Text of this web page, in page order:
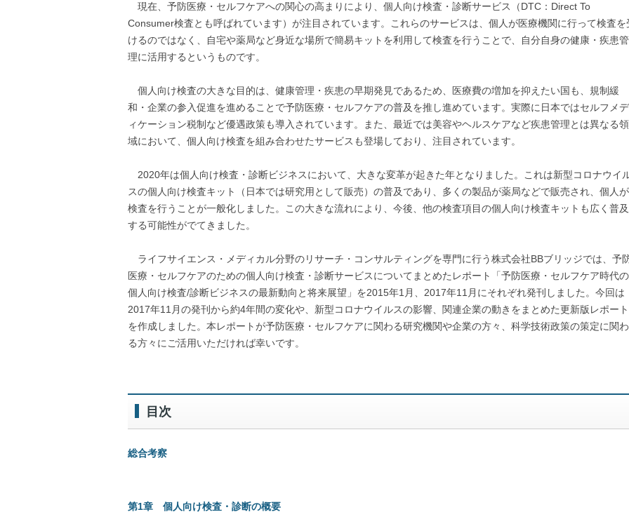
現在、予防医療・セルフケアへの関心の高まりにより、個人向け検査・診断サービス（DTC：Direct To
Consumer検査とも呼ばれています）が注目されています。これらのサービスは、個人が医療機関に行って検査を
けるのではなく、自宅や薬局など身近な場所で簡易キットを利用して検査を行うことで、自分自身の健康・疾患管
理に活用するというものです。
個人向け検査の大きな目的は、健康管理・疾患の早期発見であるため、医療費の増加を抑えたい国も、規制緩
和・企業の参入促進を進めることで予防医療・セルフケアの普及を推し進めています。実際に日本ではセルフメデ
ィケーション税制など優遇政策も導入されています。また、最近では美容やヘルスケアなど疾患管理とは異なる領
域において、個人向け検査を組み合わせたサービスも登場しており、注目されています。
2020年は個人向け検査・診断ビジネスにおいて、大きな変革が起きた年となりました。これは新型コロナウイ
スの個人向け検査キット（日本では研究用として販売）の普及であり、多くの製品が薬局などで販売され、個人が
検査を行うことが一般化しました。この大きな流れにより、今後、他の検査項目の個人向け検査キットも広く普及
する可能性がでてきました。
ライフサイエンス・メディカル分野のリサーチ・コンサルティングを専門に行う株式会社BBブリッジでは、予
医療・セルフケアのための個人向け検査・診断サービスについてまとめたレポート「予防医療・セルフケア時代の
個人向け検査/診断ビジネスの最新動向と将来展望」を2015年1月、2017年11月にそれぞれ発刊しました。今回は
2017年11月の発刊から約4年間の変化や、新型コロナウイルスの影響、関連企業の動きをまとめた更新版レポート
を作成しました。本レポートが予防医療・セルフケアに関わる研究機関や企業の方々、科学技術政策の策定に関わ
る方々にご活用いただければ幸いです。
目次
総合考察
第1章 個人向け検査・診断の概要